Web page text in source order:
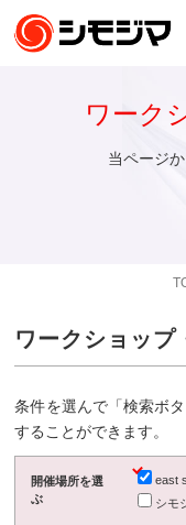
ワーク
当ページ
ワークショップ
条件を選んで「検索ボ
することができます。
開催場所を選
ぶ
east
シモ